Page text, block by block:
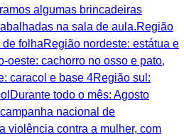
algumas brincadeiras
na sala de aula.Região
folhaRegião nordeste: estátua e
oeste: cachorro no osso e pato,
caracol e base 4Região sul:
todo o mês: Agosto
nacional de
violência contra a mulher, com